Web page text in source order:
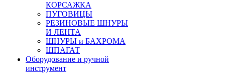
КОРСАЖКА
ПУГОВИЦЫ
РЕЗИНОВЫЕ ШНУРЫ
И ЛЕНТА
ШНУРЫ и БАХРОМА
ШПАГАТ
Оборудование и ручной
инструмент